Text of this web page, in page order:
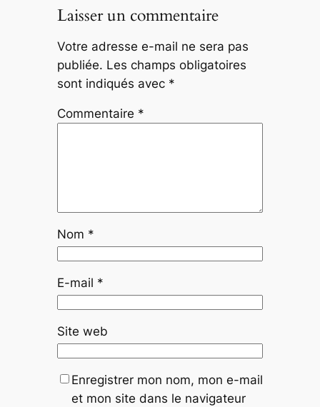
Laisser un commentaire
Votre adresse e-mail ne sera pas
publiée. Les champs obligatoires
sont indiqués avec *
Commentaire *
Nom *
E-mail *
Site web
Enregistrer mon nom, mon e-mail
et mon site dans le navigateur